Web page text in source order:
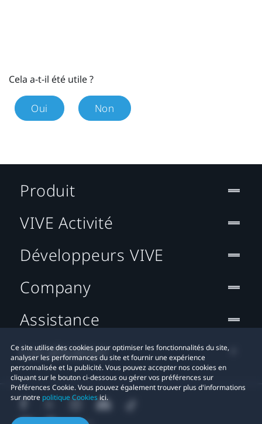
Cela a-t-il été utile ?
Oui Non
Ce site utilise des cookies pour optimiser les fonctionnalités du site,
analyser les performances du site et fournir une expérience
personnalisée et la publicité. Vous pouvez accepter nos cookies en
cliquant sur le bouton ci-dessous ou gérer vos préférences sur
Préférences Cookie. Vous pouvez également trouver plus d'informations
sur notre politique Cookiesici.
Produit
VIVE Activité
Développeurs VIVE
Company
Assistance
Localisation